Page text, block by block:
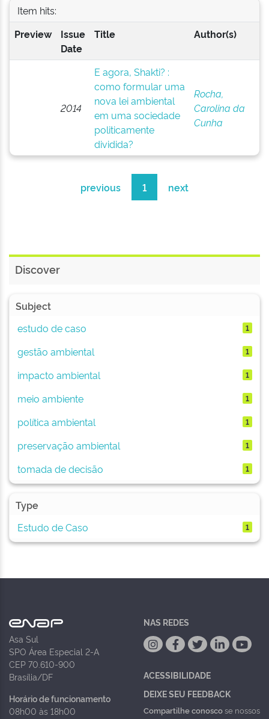
Item hits:
Preview
Issue
Date
Title Author(s)
2014
E agora, Shakti? :
como formular uma
nova lei ambiental
em uma sociedade
politicamente
dividida?
Rocha,
Carolina da
Cunha
previous 1 next
Discover
Subject
estudo de caso
1
gestão ambiental 1
impacto ambiental 1
meio ambiente 1
política ambiental 1
preservação ambiental 1
tomada de decisão 1
Type
Estudo de Caso
1
Asa Sul
SPO Área Especial 2-A
CEP 70.610-900
Brasília/DF
Horário de funcionamento
08h00 às 18h00
NAS REDES
ACESSIBILIDADE
DEIXE SEU FEEDBACK
Compartilhe conoscose nossos